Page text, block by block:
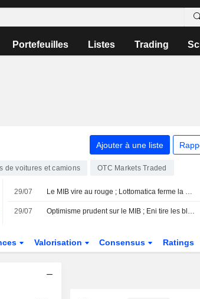
Portefeuilles Listes Trading
Ajouter à une liste
de voitures et camions OTC Markets Traded
29/07 Le MIB vire au rouge ; Lottomatica ferme la marche
29/07 Optimisme prudent sur le MIB ; Eni tire les blue chips vers le haut
Valorisation Consensus Ratings